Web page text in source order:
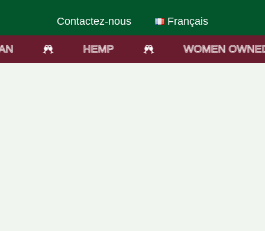
Contactez-nous Français
HEMP WOMEN OWNED